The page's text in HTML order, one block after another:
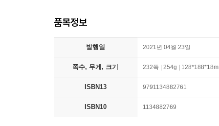
품목정보
발행일 2021년 04월 23일
쪽수, 무게, 크기 232쪽 | 254g |
ISBN13 9791134882761
ISBN10 1134882769